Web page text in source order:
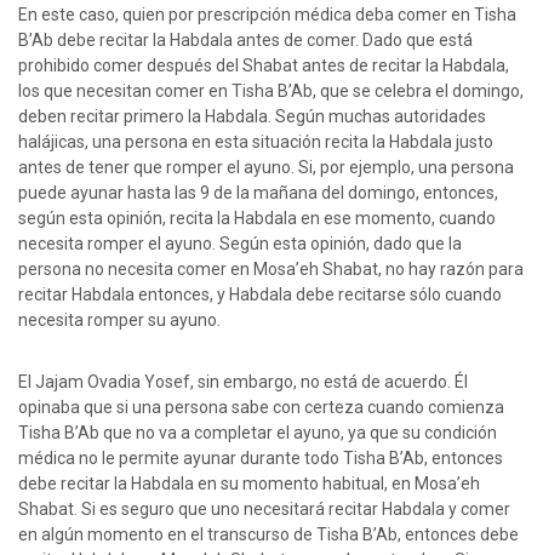
En este caso, quien por prescripción médica deba comer en Tisha
B’Ab debe recitar la Habdala antes de comer. Dado que está
prohibido comer después del Shabat antes de recitar la Habdala,
los que necesitan comer en Tisha B’Ab, que se celebra el domingo,
deben recitar primero la Habdala. Según muchas autoridades
halájicas, una persona en esta situación recita la Habdala justo
antes de tener que romper el ayuno. Si, por ejemplo, una persona
puede ayunar hasta las 9 de la mañana del domingo, entonces,
según esta opinión, recita la Habdala en ese momento, cuando
necesita romper el ayuno. Según esta opinión, dado que la
persona no necesita comer en Mosa’eh Shabat, no hay razón para
recitar Habdala entonces, y Habdala debe recitarse sólo cuando
necesita romper su ayuno.
El Jajam Ovadia Yosef, sin embargo, no está de acuerdo. Él
opinaba que si una persona sabe con certeza cuando comienza
Tisha B’Ab que no va a completar el ayuno, ya que su condición
médica no le permite ayunar durante todo Tisha B’Ab, entonces
debe recitar la Habdala en su momento habitual, en Mosa’eh
Shabat. Si es seguro que uno necesitará recitar Habdala y comer
en algún momento en el transcurso de Tisha B’Ab, entonces debe